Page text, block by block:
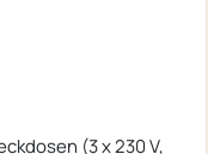
(3 x 230 V,